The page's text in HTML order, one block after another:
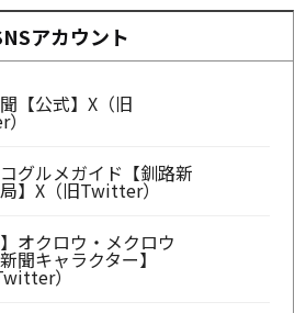
アカウント
【公式】X（旧
グルメガイド【釧路新
】X（旧Twitter）
】オクロウ・メクロウ
聞キャラクター】
）